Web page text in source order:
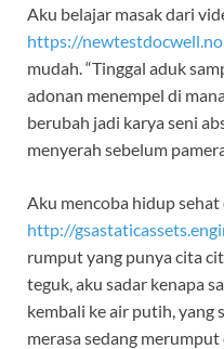
Aku belajar masak dari
https://
mudah. “Tinggal aduk
adonan menempel di
berubah jadi karya seni
menyerah sebelum
Aku mencoba hidup
http://
rumput yang punya cita
teguk, aku sadar kenapa
kembali ke air putih,
merasa sedang